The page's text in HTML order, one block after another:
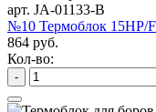
арт. JA-01133-B
№10 Термоблок 15HP/
864 руб.
Кол-во:
-